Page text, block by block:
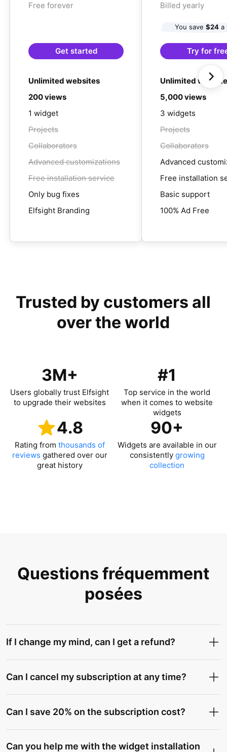
Free forever
Get started
Unlimited websites
200 views
1 widget
Projects
Collaborators
Advanced customizations
Free installation service
Only bug fixes
Elfsight Branding
Billed yearly
You save $24a
Try for
Unlimited
5,000 views
3 widgets
Projects
Collaborators
Advanced
Free installation
Basic support
100% Ad Free
Trusted by customers all
over the world
3M+
Users globally trust Elfsight
to upgrade their websites
#1
Top service in the world
when it comes to website
widgets
4.8
Rating from thousands of
reviews gathered over our
great history
90+
Widgets are available in our
consistently growing
collection
Questions fréquemment
posées
If I change my mind, can I get a refund?
Can I cancel my subscription at any time?
Can I save 20% on the subscription cost?
Can you help me with the widget installation